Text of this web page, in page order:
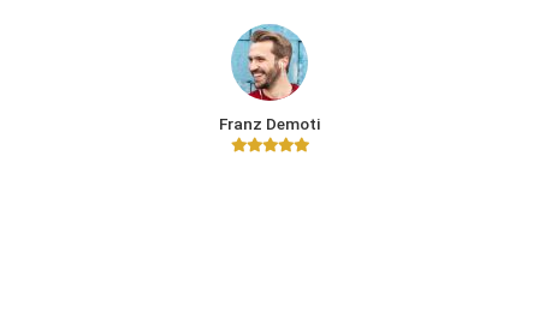
Franz Demoti